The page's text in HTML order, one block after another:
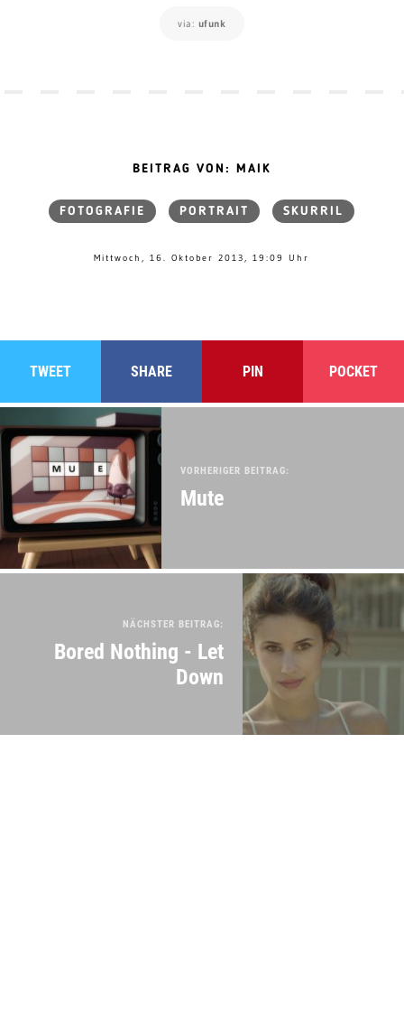
via: ufunk
BEITRAG VON: MAIK
FOTOGRAFIE PORTRAIT SKURRIL
Mittwoch, 16. Oktober 2013, 19:09 Uhr
TWEET SHARE PIN POCKET
VORHERIGER BEITRAG:
Mute
NÄCHSTER BEITRAG:
Bored Nothing - Let
Down